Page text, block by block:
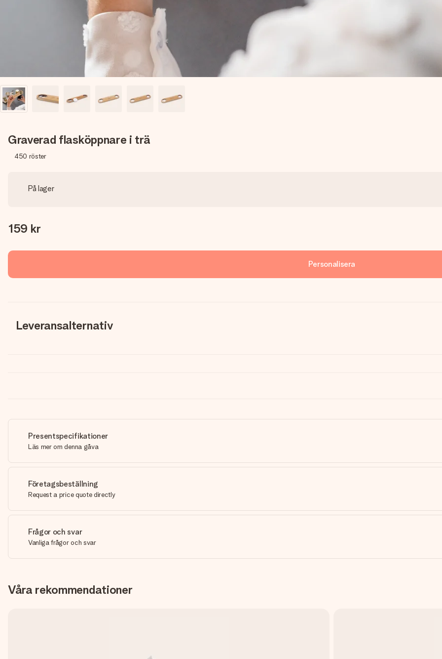
Graverad flasköppnare i trä
450 röster
På lager
159 kr
Personalisera
Leveransalternativ
Presentspecifikationer
Läs mer om denna gåva
Företagsbeställning
Request a price quote directly
Frågor och svar
Vanliga frågor och svar
Våra rekommendationer